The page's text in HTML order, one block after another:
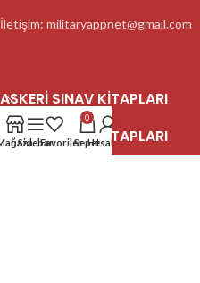
İletişim: militaryappnet@gmail.com
ASKERI SINAV KITAPLARI
ASKERI SINAV KITAPLARI
SidebarFavoriler
0
SepetHesabım